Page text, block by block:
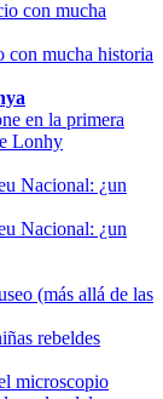
con mucha
mucha historia
en la primera
Lonhy
Nacional: ¿un
Nacional: ¿un
(más allá de las
rebeldes
microscopio